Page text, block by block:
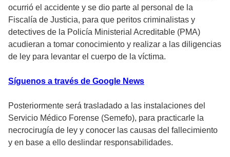
ocurrió el accidente y se dio parte al personal de la
Fiscalía de Justicia, para que peritos criminalistas y
detectives de la Policía Ministerial Acreditable (PMA)
acudieran a tomar conocimiento y realizar a las diligencias
de ley para levantar el cuerpo de la víctima.
Síguenos a través de Google News
Posteriormente será trasladado a las instalaciones del
Servicio Médico Forense (Semefo), para practicarle la
necrocirugía de ley y conocer las causas del fallecimiento
y en base a ello deslindar responsabilidades.